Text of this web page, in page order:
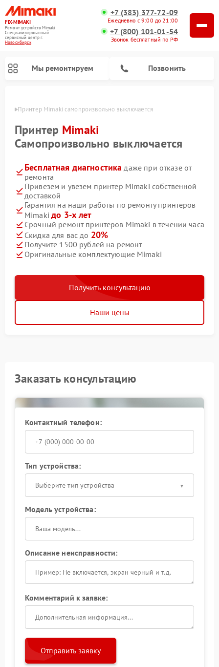
FIX-MIMAKI
Ремонт устройств Mimaki
Специализированный
cервисный центр г.
Новосибирск
+7 (383) 377-72-09
Ежедневно с 9:00 до 21:00
+7 (800) 101-01-54
Звонок бесплатный по РФ
Мы ремонтируем Позвонить
Принтер Mimaki самопроизвольно выключается
Принтер Mimaki
Самопроизвольно выключается
Бесплатная диагностика даже при отказе от
ремонта
Привезем и увезем принтер Mimaki собственной
доставкой
Гарантия на наши работы по ремонту принтеров
Mimakiдо 3-х лет
Срочный ремонт принтеров Mimaki в течении часа
Скидка для вас до 20%
Получите 1500 рублей на ремонт
Оригинальные комплектующие Mimaki
Получить консультацию
Наши цены
Заказать консультацию
Контактный телефон:
Тип устройства:
Выберите тип устройства
Модель устройства:
Описание неисправности:
Комментарий к заявке:
Отправить заявку